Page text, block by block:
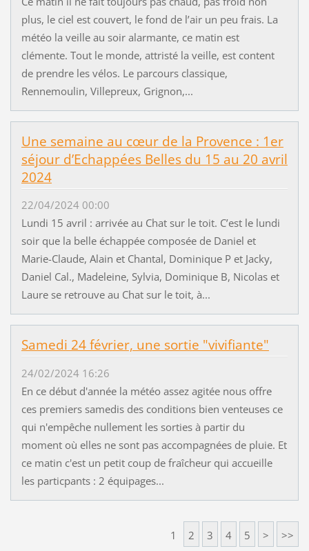
plus, le ciel est couvert, le fond de l’air un peu frais. La
météo la veille au soir alarmante, ce matin est
clémente. Tout le monde, attristé la veille, est content
de prendre les vélos. Le parcours classique,
Rennemoulin, Villepreux, Grignon,...
Une semaine au cœur de la Provence : 1er
séjour d’Echappées Belles du 15 au 20 avril
2024
22/04/2024 00:00
Lundi 15 avril : arrivée au Chat sur le toit. C’est le lundi
soir que la belle échappée composée de Daniel et
Marie-Claude, Alain et Chantal, Dominique P et Jacky,
Daniel Cal., Madeleine, Sylvia, Dominique B, Nicolas et
Laure se retrouve au Chat sur le toit, à...
Samedi 24 février, une sortie "vivifiante"
24/02/2024 16:26
En ce début d'année la météo assez agitée nous offre
ces premiers samedis des conditions bien venteuses ce
qui n'empêche nullement les sorties à partir du
moment où elles ne sont pas accompagnées de pluie. Et
ce matin c'est un petit coup de fraîcheur qui accueille
les particpants : 2 équipages...
1 2 3 4 5 > >>